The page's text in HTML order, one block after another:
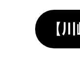
【